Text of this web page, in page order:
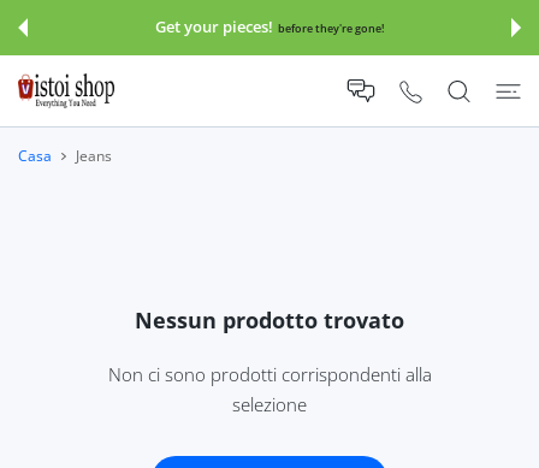
AI CONTENUTI Get your pieces! before they're gone!
Casa Jeans
Nessun prodotto trovato
Non ci sono prodotti corrispondenti alla
selezione